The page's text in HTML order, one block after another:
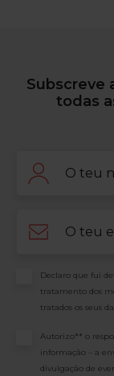
Subscreve
todas
Consentimento
Declaro que fui
tratamento dos
tratados os seus
Consentimento
Autorizo** o
informação – a
divulgação de